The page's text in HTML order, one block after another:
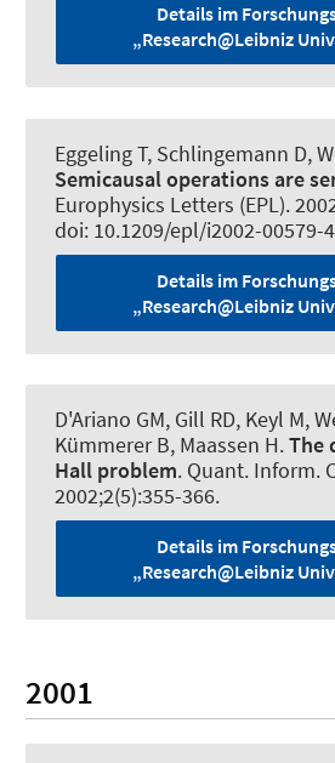
Details im
„Research@Leibniz
Eggeling T, Schlingemann D,
Semicausal operations are
Europhysics Letters (EPL).
doi: 10.1209/epl/i2002-00579-4
Details im
„Research@Leibniz
D'Ariano GM, Gill RD, Keyl M,
Kümmerer B, Maassen H.The
Hall problem. Quant. Inform.
2002;2(5):355-366.
Details im
„Research@Leibniz
2001